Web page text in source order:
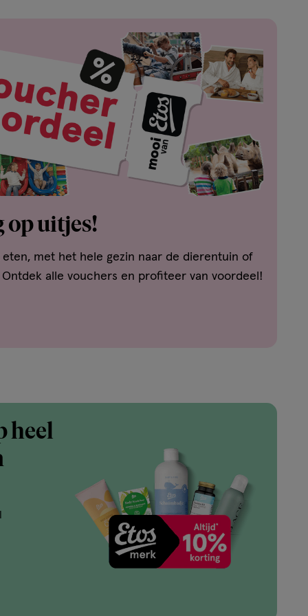
op uitjes!
eten, met het hele gezin naar de dierentuin of
alle vouchers en profiteer van voordeel!
heel